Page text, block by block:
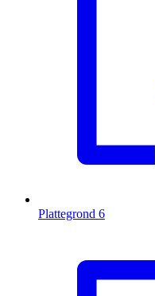
Plattegrond 6